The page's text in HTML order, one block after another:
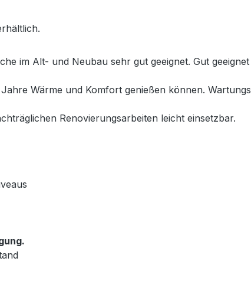
im Alt- und Neubau sehr gut geeignet. Gut
Wärme und Komfort genießen können.
Renovierungsarbeiten leicht einsetzbar.